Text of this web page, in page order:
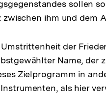
sollen
ihm und dem
der
Name, der
Zielprogramm in
als hier